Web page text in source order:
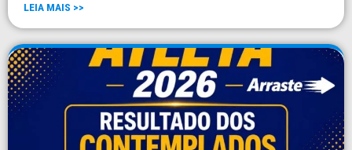
LEIA MAIS >>